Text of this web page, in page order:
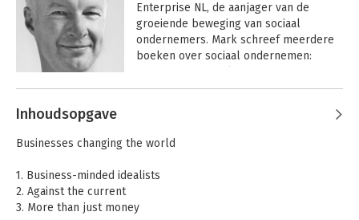
Zaken die je raken
Enterprise NL, de aanjager van de
groeiende beweging van sociaal
ondernemers. Mark schreef meerdere
boeken over sociaal ondernemen:
Iedereen werk, iedereen winst en Zaken
sociale onderneming op weg naar het
de code sociale ondernemingen.
Andere boeken door Mark Hillen
Inhoudsopgave
Businesses changing the world
1. Business-minded idealists
2. Against the current
3. More than just money